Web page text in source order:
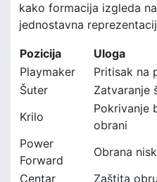
kako formacija izgleda
jednostavna
Pozicija
Uloga
Playmaker
Pritisak na
Šuter
Zatvaranje
Krilo
Pokrivanje
obrani
Power
Forward
Obrana
Centar
Zaštita